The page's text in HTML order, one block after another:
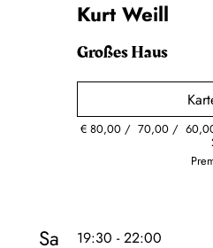
Kurt Weill
Großes Haus
€80,00 70,00
Sa 19:30 - 22:00